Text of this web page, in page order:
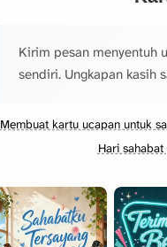
Kirim pesan menyentuh
sendiri. Ungkapan kasih
Membuat kartu ucapan untuk
Hari